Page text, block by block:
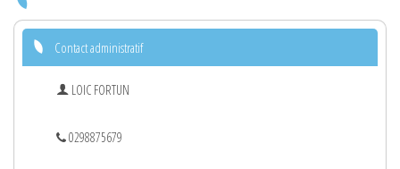
Contact administratif
LOIC FORTUN
0298875679